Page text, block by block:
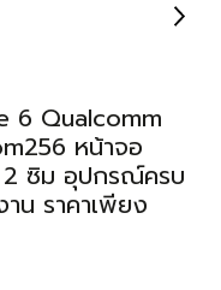
6 Qualcomm
หน้าจอ
2 ซิม อุปกรณ์ครบ
น ราคาเพียง